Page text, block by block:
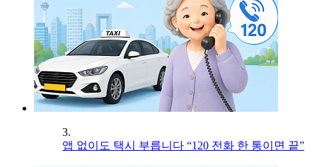
3.
앱 없이도 택시 부릅니다 “120 전화 한 통이면 끝”